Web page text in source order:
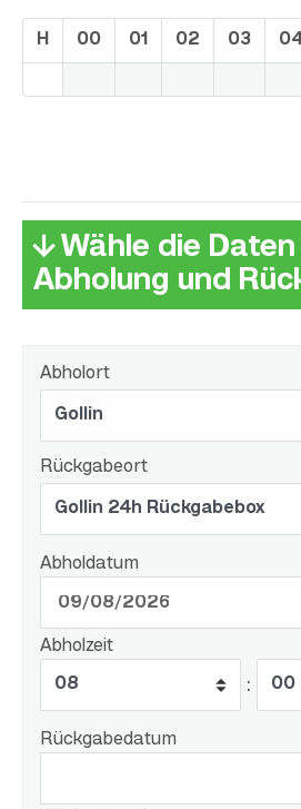
H 00 01 02 03
↓ Wähle die
Abholung und
Abholort
Rückgabeort
Abholdatum
Abholzeit
:
Rückgabedatum